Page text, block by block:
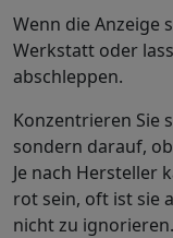
Wenn die Anzeige
Werkstatt oder
abschleppen.
Konzentrieren Sie
sondern darauf,
Je nach Hersteller
rot sein, oft ist sie
nicht zu